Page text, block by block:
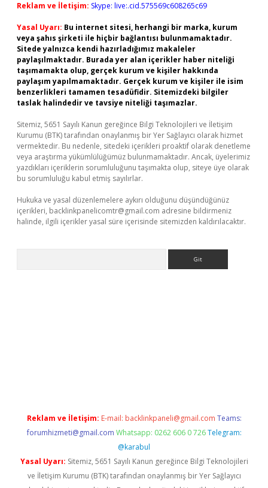
Reklam ve İletişim: Skype: live:.cid.575569c608265c69
Yasal Uyarı: Bu internet sitesi, herhangi bir marka, kurum
veya şahıs şirketi ile hiçbir bağlantısı bulunmamaktadır.
Sitede yalnızca kendi hazırladığımız makaleler
paylaşılmaktadır. Burada yer alan içerikler haber niteliği
taşımamakta olup, gerçek kurum ve kişiler hakkında
paylaşım yapılmamaktadır. Gerçek kurum ve kişiler ile isim
benzerlikleri tamamen tesadüfidir. Sitemizdeki bilgiler
taslak halindedir ve tavsiye niteliği taşımazlar.
Sitemiz, 5651 Sayılı Kanun gereğince Bilgi Teknolojileri ve İletişim
Kurumu (BTK) tarafından onaylanmış bir Yer Sağlayıcı olarak hizmet
vermektedir. Bu nedenle, sitedeki içerikleri proaktif olarak denetleme
veya araştırma yükümlülüğümüz bulunmamaktadır. Ancak, üyelerimiz
yazdıkları içeriklerin sorumluluğunu taşımakta olup, siteye üye olarak
bu sorumluluğu kabul etmiş sayılırlar.
Hukuka ve yasal düzenlemelere aykırı olduğunu düşündüğünüz
içerikleri, backlinkpanelicomtr@gmail.com adresine bildirmeniz
halinde, ilgili içerikler yasal süre içerisinde sitemizden kaldırılacaktır.
Reklam ve İletişim: E-mail: backlinkpaneli@gmail.com Teams:
forumhizmeti@gmail.com Whatsapp: 0262 606 0 726 Telegram:
@karabul
Yasal Uyarı: Sitemiz, 5651 Sayılı Kanun gereğince Bilgi Teknolojileri
ve İletişim Kurumu (BTK) tarafından onaylanmış bir Yer Sağlayıcı